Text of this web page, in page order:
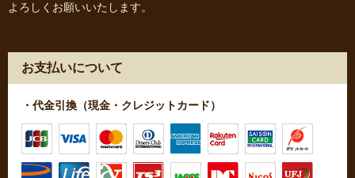
よろしくお願いいたします。
お支払いについて
・代金引換（現金・クレジットカード）